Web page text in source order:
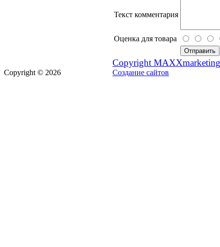
Текст комментария
Оценка для товара
Copyright
Copyright © 2026 Создание сайтов